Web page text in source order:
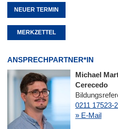
NEUER TERMIN
MERKZETTEL
ANSPRECHPARTNER*IN
Michael
Cerecedo
0211 17523-
» E-Mail